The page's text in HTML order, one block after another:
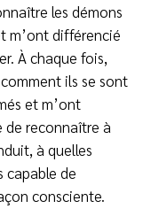
les démons
m’ont différencié
À chaque fois,
ils se sont
et m’ont
de reconnaître à
à quelles
capable de
consciente.